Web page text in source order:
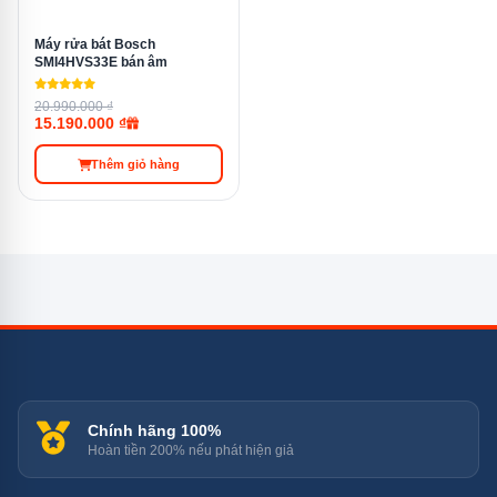
phẩm Bosch SMD8TCX01E Serie 8
Pro
Máy rửa bát âm tủ Bosch SMD8TCX01E Serie 8 được
Máy rửa bát Bosch
SMI4HVS33E bán âm
20.990.000 ₫
15.190.000 ₫
Thêm giỏ hàng
Chính hãng 100%
Hoàn tiền 200% nếu phát hiện giả